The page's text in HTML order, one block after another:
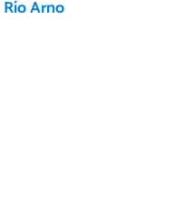
Río Arno